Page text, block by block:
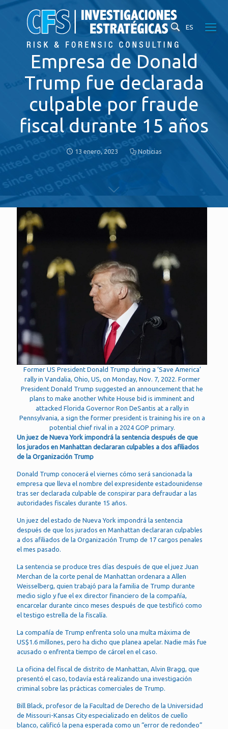
ES
Empresa de Donald
Trump fue declarada
culpable por fraude
fiscal durante 15 años
13 enero, 2023 Noticias
Former US President Donald Trump during a ‘Save America’
rally in Vandalia, Ohio, US, on Monday, Nov. 7, 2022. Former
President Donald Trump suggested an announcement that he
plans to make another White House bid is imminent and
attacked Florida Governor Ron DeSantis at a rally in
Pennsylvania, a sign the former president is training his ire on a
potential chief rival in a 2024 GOP primary.
Un juez de Nueva York impondrá la sentencia después de que
los jurados en Manhattan declararan culpables a dos afiliados
de la Organización Trump
Donald Trump conocerá el viernes cómo será sancionada la
empresa que lleva el nombre del expresidente estadounidense
tras ser declarada culpable de conspirar para defraudar a las
autoridades fiscales durante 15 años.
Un juez del estado de Nueva York impondrá la sentencia
después de que los jurados en Manhattan declararan culpables
a dos afiliados de la Organización Trump de 17 cargos penales
el mes pasado.
La sentencia se produce tres días después de que el juez Juan
Merchan de la corte penal de Manhattan ordenara a Allen
Weisselberg, quien trabajó para la familia de Trump durante
medio siglo y fue el ex director financiero de la compañía,
encarcelar durante cinco meses después de que testificó como
el testigo estrella de la fiscalía.
La compañía de Trump enfrenta solo una multa máxima de
US$1.6 millones, pero ha dicho que planea apelar. Nadie más fue
acusado o enfrenta tiempo de cárcel en el caso.
La oficina del fiscal de distrito de Manhattan, Alvin Bragg, que
presentó el caso, todavía está realizando una investigación
criminal sobre las prácticas comerciales de Trump.
Bill Black, profesor de la Facultad de Derecho de la Universidad
de Missouri-Kansas City especializado en delitos de cuello
blanco, calificó la pena esperada como un “error de redondeo”